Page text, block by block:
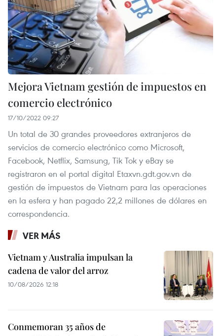
Mejora Vietnam gestión de impuestos en
comercio electrónico
17/10/2022 09:27
Un total de 30 grandes proveedores extranjeros de
servicios de comercio electrónico como Microsoft,
Facebook, Netflix, Samsung, Tik Tok y eBay se
registraron en el portal digital Etaxvn.gdt.gov.vn de
gestión de impuestos de Vietnam para las operaciones
en la esfera y han pagado 22,2 millones de dólares en
correspondencia.
VER MÁS
Vietnam y Australia impulsan la
cadena de valor del arroz
10/08/2026 12:18
Conmemoran 35 años de